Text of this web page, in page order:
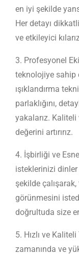
en iyi şekilde
Her detayı
ve etkileyici
3. Profesyonel
teknolojiye sahip
ışıklandırma
parlaklığını,
yakalarız. Kaliteli
değerini artırırız.
4. İşbirliği ve
isteklerinizi dinler
şekilde çalışarak,
görünmesini
doğrultuda size
5. Hızlı ve
zamanında ve